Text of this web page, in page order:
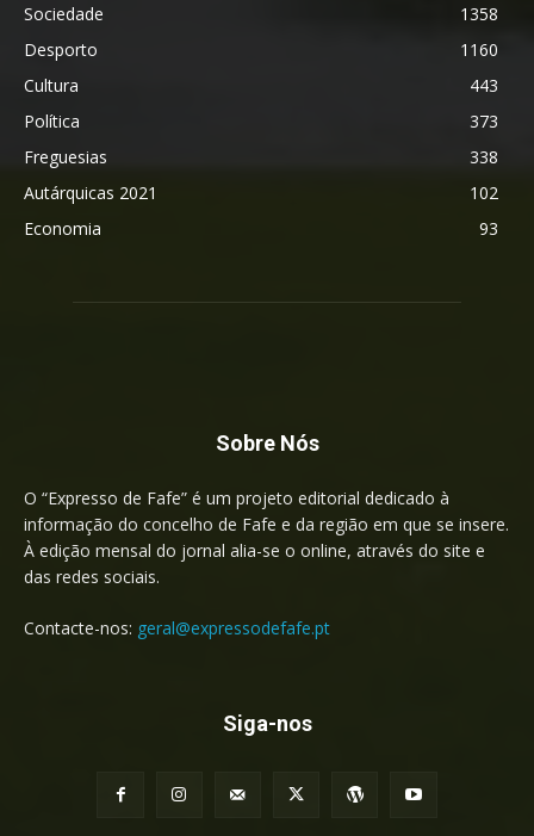
Sociedade
1358
Desporto
1160
Cultura
443
Política
373
Freguesias
338
Autárquicas 2021
102
Economia
93
Sobre Nós
O “Expresso de Fafe” é um projeto editorial dedicado à
informação do concelho de Fafe e da região em que se insere.
À edição mensal do jornal alia-se o online, através do site e
das redes sociais.
Contacte-nos: geral@expressodefafe.pt
Siga-nos